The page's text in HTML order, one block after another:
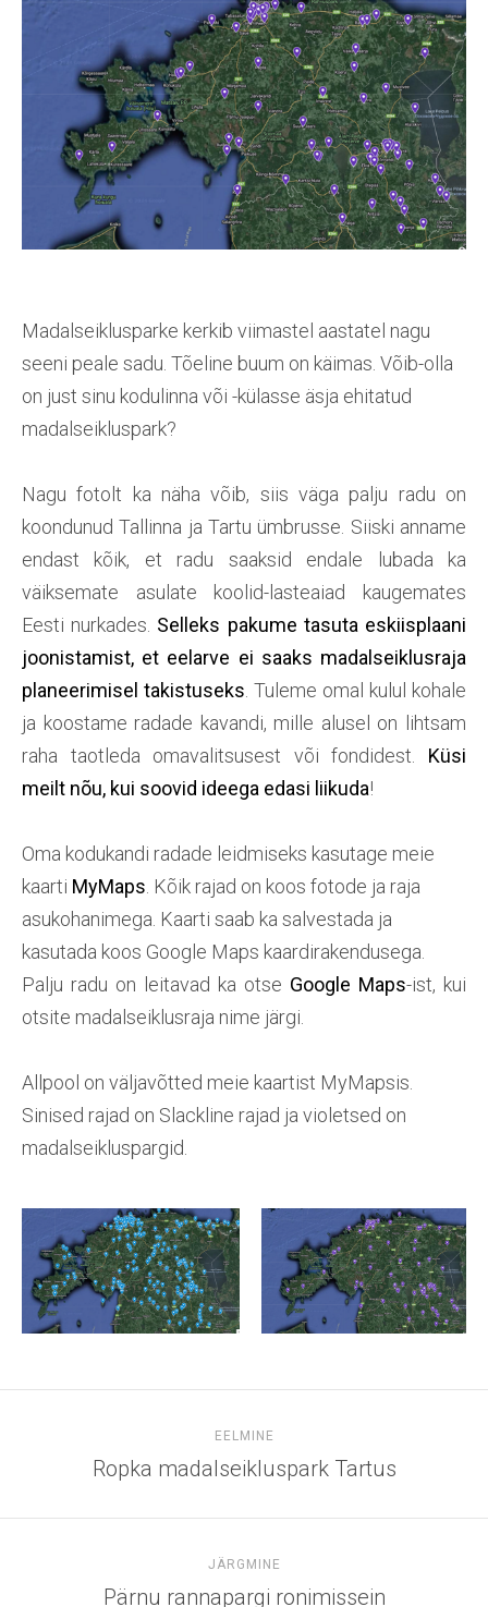
Madalseiklusparke kerkib viimastel aastatel nagu
seeni peale sadu. Tõeline buum on käimas. Võib-olla
on just sinu kodulinna või -külasse äsja ehitatud
madalseikluspark?
Nagu fotolt ka näha võib, siis väga palju radu on
koondunud Tallinna ja Tartu ümbrusse. Siiski anname
endast kõik, et radu saaksid endale lubada ka
väiksemate asulate koolid-lasteaiad kaugemates
Eesti nurkades. Selleks pakume tasuta eskiisplaani
joonistamist, et eelarve ei saaks madalseiklusraja
planeerimisel takistuseks. Tuleme omal kulul kohale
ja koostame radade kavandi, mille alusel on lihtsam
raha taotleda omavalitsusest või fondidest. Küsi
meilt nõu, kui soovid ideega edasi liikuda!
Oma kodukandi radade leidmiseks kasutage meie
kaarti MyMaps. Kõik rajad on koos fotode ja raja
asukohanimega. Kaarti saab ka salvestada ja
kasutada koos Google Maps kaardirakendusega.
Palju radu on leitavad ka otse Google Maps-ist, kui
otsite madalseiklusraja nime järgi.
Allpool on väljavõtted meie kaartist MyMapsis.
Sinised rajad on Slackline rajad ja violetsed on
madalseikluspargid.
EELMINE
Ropka madalseikluspark Tartus
JÄRGMINE
Pärnu rannapargi ronimissein